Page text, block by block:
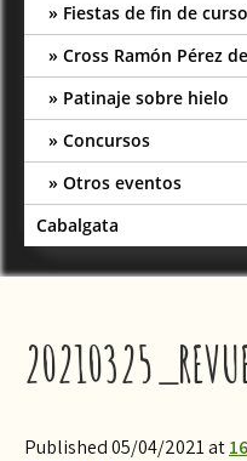
Fiestas de fin de curso
Cross Ramón Pérez
Patinaje sobre hielo
Concursos
Otros eventos
Cabalgata
Published 05/04/2021 at